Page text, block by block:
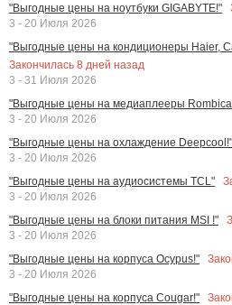
"Выгодные цены на ноутбуки GIGABYTE!"
3 - 20 Июля 2026
"Выгодные цены на кондиционеры Haier,
Закончилась 8 дней назад
3 - 31 Июля 2026
"Выгодные цены на медиаплееры
3 - 20 Июля 2026
"Выгодные цены на охлаждение Deepcool!"
3 - 20 Июля 2026
"Выгодные цены на аудиосистемы TCL"
3 - 20 Июля 2026
"Выгодные цены на блоки питания MSI !"
3 - 20 Июля 2026
"Выгодные цены на корпуса Ocypus!"
3 - 20 Июля 2026
"Выгодные цены на корпуса Cougar!"